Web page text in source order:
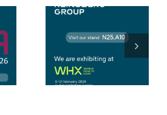
Congreso
Nacional de
Ingeniería
Hospitalaria